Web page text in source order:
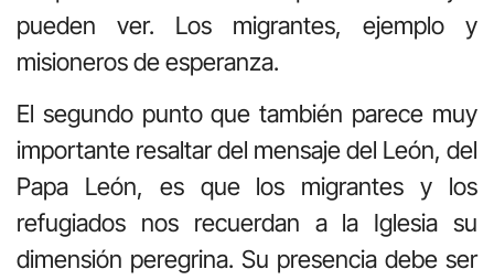
pueden ver. Los migrantes, ejemplo y
misioneros de esperanza.
El segundo punto que también parece muy
importante resaltar del mensaje del León, del
Papa León, es que los migrantes y los
refugiados nos recuerdan a la Iglesia su
dimensión peregrina. Su presencia debe ser